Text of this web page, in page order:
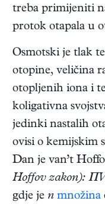
treba primijeniti
protok otapala u
Osmotski je tlak
otopine, veličina
otopljenih iona i
koligativna
jedinki nastalih
ovisi o kemijskim
Dan je van’t
Hoffov zakon):
gdje je n množina